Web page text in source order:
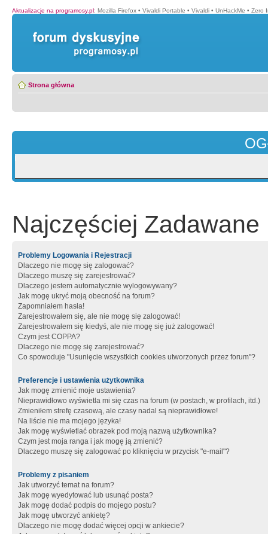
Aktualizacje na programosy.pl: Mozilla Firefox • Vivaldi Portable • Vivaldi • UnHackMe • Zero
Strona główna
Najczęściej Zadawane
Problemy Logowania i Rejestracji
Dlaczego nie mogę się zalogować?
Dlaczego muszę się zarejestrować?
Dlaczego jestem automatycznie wylogowywany?
Jak mogę ukryć moją obecność na forum?
Zapomniałem hasła!
Zarejestrowałem się, ale nie mogę się zalogować!
Zarejestrowałem się kiedyś, ale nie mogę się już zalogować!
Czym jest COPPA?
Dlaczego nie mogę się zarejestrować?
Co spowoduje "Usunięcie wszystkich cookies utworzonych przez forum"?
Preferencje i ustawienia użytkownika
Jak mogę zmienić moje ustawienia?
Nieprawidłowo wyświetla mi się czas na forum (w postach, w profilach, itd.)
Zmieniłem strefę czasową, ale czasy nadal są nieprawidłowe!
Na liście nie ma mojego języka!
Jak mogę wyświetlać obrazek pod moją nazwą użytkownika?
Czym jest moja ranga i jak mogę ją zmienić?
Dlaczego muszę się zalogować po kliknięciu w przycisk "e-mail"?
Problemy z pisaniem
Jak utworzyć temat na forum?
Jak mogę wyedytować lub usunąć posta?
Jak mogę dodać podpis do mojego postu?
Jak mogę utworzyć ankietę?
Dlaczego nie mogę dodać więcej opcji w ankiecie?